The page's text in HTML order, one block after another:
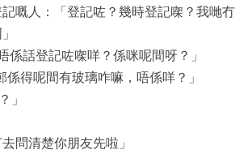
嘅人：「登記咗？幾時登記㗎？我哋冇
係話登記咗㗎咩？係咪呢間呀？」
係得呢間有玻璃咋嘛，唔係咩？」
」
問清楚你朋友先啦」